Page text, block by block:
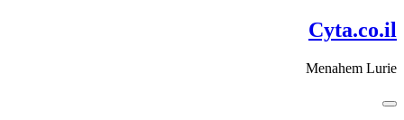
דלג
לתוכן
Cyta.co.il
Menahem Lurie